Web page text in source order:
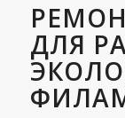
ДЛЯ